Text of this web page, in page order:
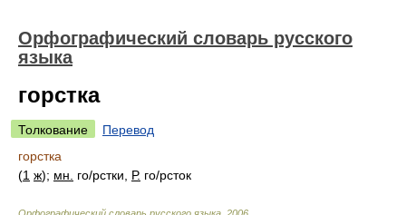
Орфографический словарь русского
языка
горстка
Толкование
Перевод
горстка
(1 ж); мн. го/рстки, Р. го/рсток